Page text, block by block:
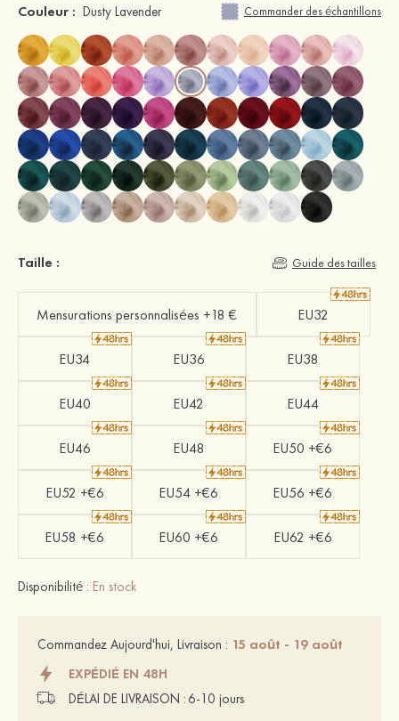
Couleur : Dusty Lavender Commander des échantillons
Taille : Guide des tailles
Mensurations personnalisées +18 € EU32
EU34 EU36 EU38
EU40 EU42 EU44
EU46 EU48 EU50 +€6
EU52 +€6 EU54 +€6 EU56 +€6
EU58 +€6 EU60 +€6 EU62 +€6
Disponibilité : En stock
Commandez Aujourd'hui, Livraison : 15 août - 19 août
EXPÉDIÉ EN 48H
DÉLAI DE LIVRAISON : 6-10 jours